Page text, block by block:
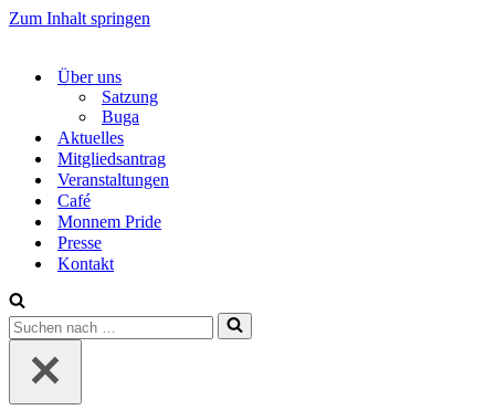
Zum Inhalt springen
Über uns
Satzung
Buga
Aktuelles
Mitgliedsantrag
Veranstaltungen
Café
Monnem Pride
Presse
Kontakt
Suchen
nach …